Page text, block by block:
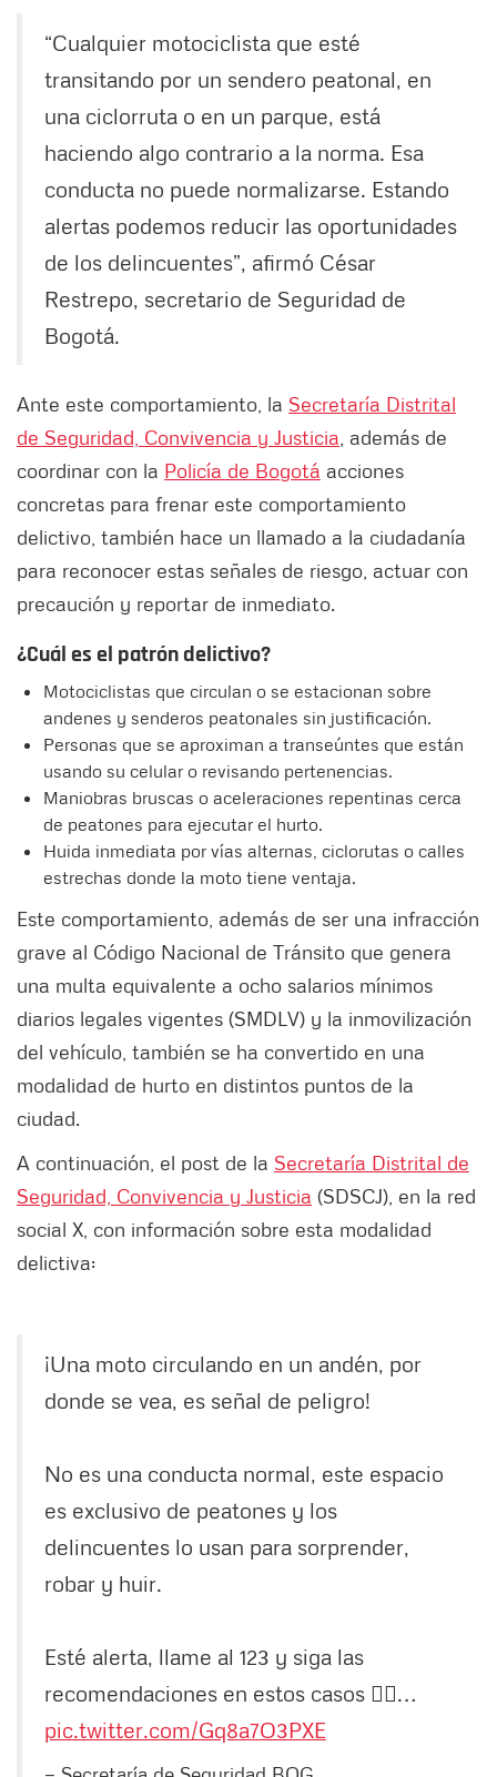
“Cualquier motociclista que esté
transitando por un sendero peatonal, en
una ciclorruta o en un parque, está
haciendo algo contrario a la norma. Esa
conducta no puede normalizarse. Estando
alertas podemos reducir las oportunidades
de los delincuentes”, afirmó César
Restrepo, secretario de Seguridad de
Bogotá.
Ante este comportamiento, la Secretaría Distrital
de Seguridad, Convivencia y Justicia , además de
coordinar con la Policía de Bogotá acciones
concretas para frenar este comportamiento
delictivo, también hace un llamado a la ciudadanía
para reconocer estas señales de riesgo, actuar con
precaución y reportar de inmediato.
¿Cuál es el patrón delictivo?
Motociclistas que circulan o se estacionan sobre
andenes y senderos peatonales sin justificación.
Personas que se aproximan a transeúntes que están
usando su celular o revisando pertenencias.
Maniobras bruscas o aceleraciones repentinas cerca
de peatones para ejecutar el hurto.
Huida inmediata por vías alternas, ciclorutas o calles
estrechas donde la moto tiene ventaja.
Este comportamiento, además de ser una infracción
grave al Código Nacional de Tránsito que genera
una multa equivalente a ocho salarios mínimos
diarios legales vigentes (SMDLV) y la inmovilización
del vehículo, también se ha convertido en una
modalidad de hurto en distintos puntos de la
ciudad.
A continuación, el post de la Secretaría Distrital de
Seguridad, Convivencia y Justicia (SDSCJ), en la red
social X, con información sobre esta modalidad
delictiva:
¡Una moto circulando en un andén, por
donde se vea, es señal de peligro!
No es una conducta normal, este espacio
es exclusivo de peatones y los
delincuentes lo usan para sorprender,
robar y huir.
Esté alerta, llame al 123 y siga las
recomendaciones en estos casos 👇🏻…
pic.twitter.com/Gq8a7O3PXE